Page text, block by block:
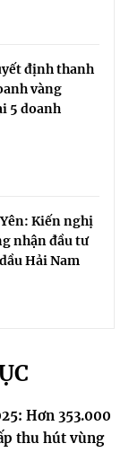
định thanh
vàng
5 doanh
Kiến nghị
nhận đầu tư
Hải Nam
Hơn 353.000
thu hút vùng